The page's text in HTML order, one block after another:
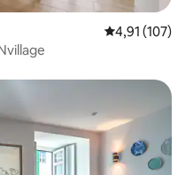
Évaluation
4,91 (107)